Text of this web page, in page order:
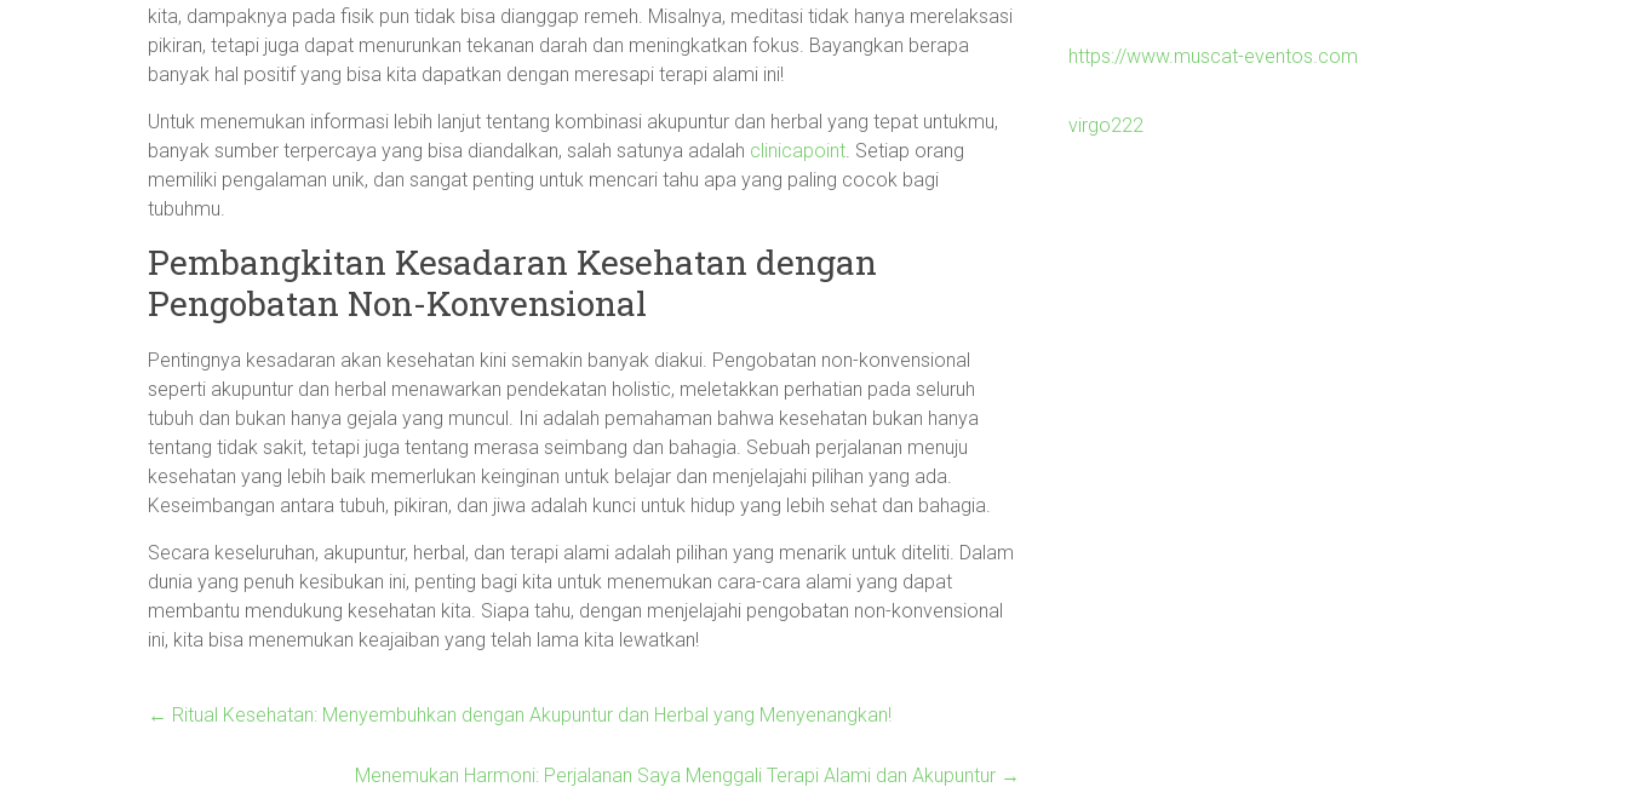
kita, dampaknya pada fisik pun tidak bisa dianggap remeh. Misalnya, meditasi tidak hanya merelaksasi
pikiran, tetapi juga dapat menurunkan tekanan darah dan meningkatkan fokus. Bayangkan berapa
banyak hal positif yang bisa kita dapatkan dengan meresapi terapi alami ini!
Untuk menemukan informasi lebih lanjut tentang kombinasi akupuntur dan herbal yang tepat untukmu,
banyak sumber terpercaya yang bisa diandalkan, salah satunya adalah clinicapoint. Setiap orang
memiliki pengalaman unik, dan sangat penting untuk mencari tahu apa yang paling cocok bagi
tubuhmu.
Pembangkitan Kesadaran Kesehatan dengan
Pengobatan Non-Konvensional
Pentingnya kesadaran akan kesehatan kini semakin banyak diakui. Pengobatan non-konvensional
seperti akupuntur dan herbal menawarkan pendekatan holistic, meletakkan perhatian pada seluruh
tubuh dan bukan hanya gejala yang muncul. Ini adalah pemahaman bahwa kesehatan bukan hanya
tentang tidak sakit, tetapi juga tentang merasa seimbang dan bahagia. Sebuah perjalanan menuju
kesehatan yang lebih baik memerlukan keinginan untuk belajar dan menjelajahi pilihan yang ada.
Keseimbangan antara tubuh, pikiran, dan jiwa adalah kunci untuk hidup yang lebih sehat dan bahagia.
Secara keseluruhan, akupuntur, herbal, dan terapi alami adalah pilihan yang menarik untuk diteliti. Dalam
dunia yang penuh kesibukan ini, penting bagi kita untuk menemukan cara-cara alami yang dapat
membantu mendukung kesehatan kita. Siapa tahu, dengan menjelajahi pengobatan non-konvensional
ini, kita bisa menemukan keajaiban yang telah lama kita lewatkan!
← Ritual Kesehatan: Menyembuhkan dengan Akupuntur dan Herbal yang Menyenangkan!
Menemukan Harmoni: Perjalanan Saya Menggali Terapi Alami dan Akupuntur →
https://www.muscat-eventos.com
virgo222